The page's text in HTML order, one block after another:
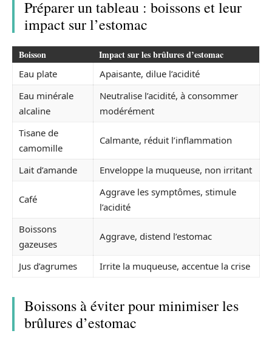
Préparer un tableau : boissons et leur
impact sur l’estomac
Boisson Impact sur les brûlures d’estomac
Eau plate
Apaisante, dilue l’acidité
Eau minérale
alcaline
Neutralise l’acidité, à consommer
modérément
Tisane de
camomille
Calmante, réduit l’inflammation
Lait d’amande Enveloppe la muqueuse, non irritant
Café
Aggrave les symptômes, stimule
l’acidité
Boissons
gazeuses
Aggrave, distend l’estomac
Jus d’agrumes Irrite la muqueuse, accentue la crise
Boissons à éviter pour minimiser les
brûlures d’estomac